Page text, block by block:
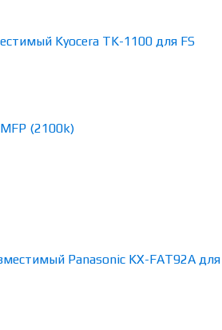
Kyocera TK-1100 для FS